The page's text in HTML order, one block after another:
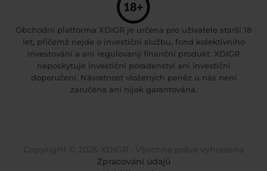
Obchodní platforma XDIGR je určena pro uživatele starší 18
let, přičemž nejde o investiční službu, fond kolektivního
investování a ani regulovaný finanční produkt. XDIGR
neposkytuje investiční poradenství ani investiční
doporučení. Návratnost vložených peněz u nás není
zaručena ani nijak garantována.
Zpracování údajů